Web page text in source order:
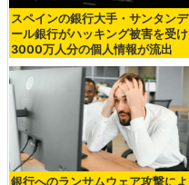
スペインの銀行大手・サンタンデ
ール銀行がハッキング被害を受け
3000万人分の個人情報が流出
銀行へのランサムウェア攻撃によ